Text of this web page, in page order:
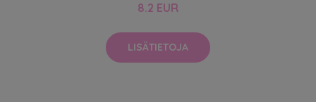
8.2 EUR
LISÄTIETOJA